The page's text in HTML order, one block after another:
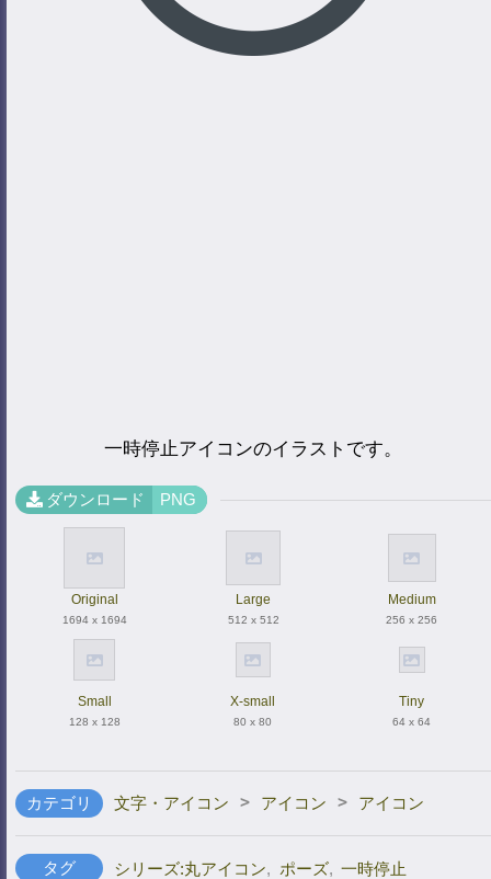
一時停止アイコンのイラストです。
ダウンロード PNG
Original
1694 x 1694
Large
512 x 512
Medium
256 x 256
Small
128 x 128
X-small
80 x 80
Tiny
64 x 64
カテゴリ 文字・アイコン > アイコン > アイコン
タグ シリーズ:丸アイコン, ポーズ, 一時停止